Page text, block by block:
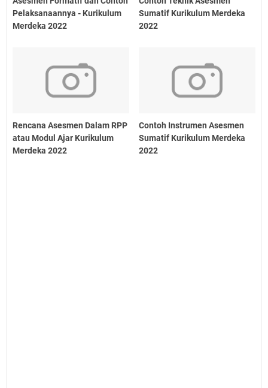
Pelaksanaannya - Kurikulum
Merdeka 2022
Sumatif Kurikulum Merdeka
2022
Rencana Asesmen Dalam RPP
atau Modul Ajar Kurikulum
Merdeka 2022
Contoh Instrumen Asesmen
Sumatif Kurikulum Merdeka
2022